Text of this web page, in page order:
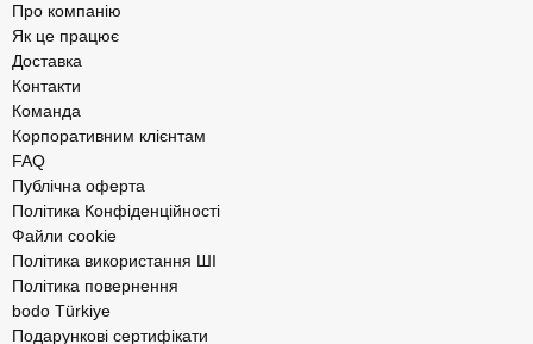
Про компанію
Як це працює
Доставка
Контакти
Команда
Корпоративним клієнтам
FAQ
Публічна оферта
Політика Конфіденційності
Файли cookie
Політика використання ШІ
Політика повернення
bodo Türkiye
Подарункові сертифікати